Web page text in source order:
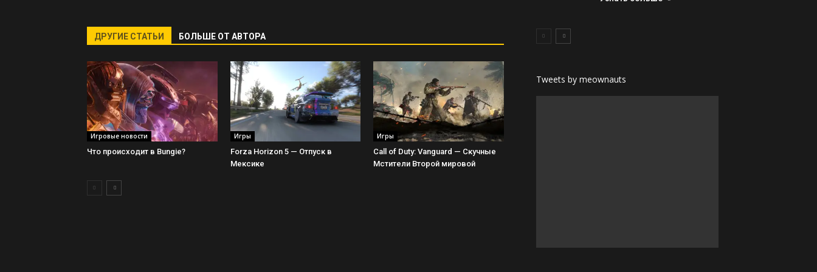
ДРУГИЕ СТАТЬИ БОЛЬШЕ ОТ АВТОРА
Игровые новости
Что происходит в Bungie?
Игры
Forza Horizon 5 — Отпуск в
Мексике
Игры
Call of Duty: Vanguard — Скучные
Мстители Второй мировой
Tweets by meownauts